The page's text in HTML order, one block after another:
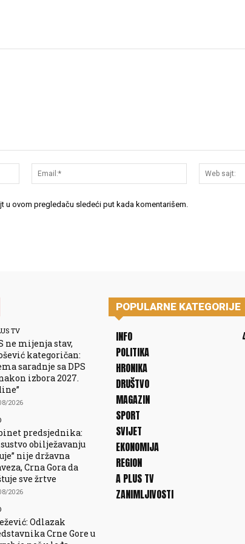
Ime:*
Email:*
u ovom pregledaču sledeći put kada komentarišem.
TV
ne mijenja stav,
kategoričan:
saradnje sa DPS
izbora 2027.
2026
predsjednika:
obilježavanju
nije državna
Crna Gora da
sve žrtve
2026
Odlazak
Crne Gore u
POPULARNE KATEGORIJE
INFO
POLITIKA
HRONIKA
DRUŠTVO
MAGAZIN
SPORT
SVIJET
EKONOMIJA
REGION
A PLUS TV
ZANIMLJIVOSTI